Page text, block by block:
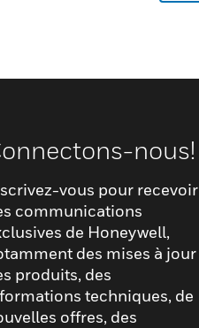
nous!
vous pour recevoir
communications
de Honeywell,
des mises à jour
produits, des
techniques, de
offres, des